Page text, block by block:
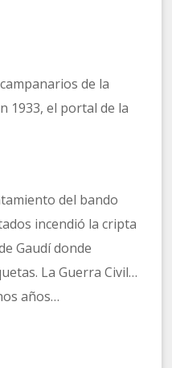
de la
1933, el portal de la
del bando
incendió la cripta
Gaudí donde
La Guerra Civil…
años…